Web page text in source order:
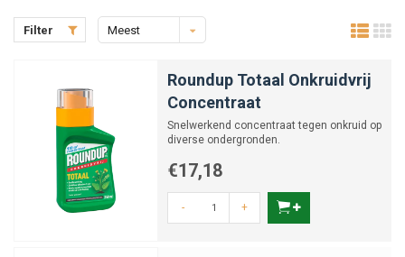
Filter
Meest
Roundup Totaal Onkruidvrij
Concentraat
Snelwerkend concentraat tegen onkruid op
diverse ondergronden.
€17,18
- +